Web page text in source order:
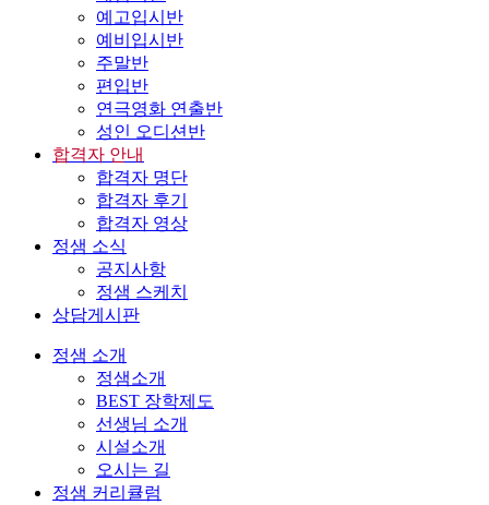
예고입시반
예비입시반
주말반
편입반
연극영화 연출반
성인 오디션반
합격자 안내
합격자 명단
합격자 후기
합격자 영상
정샘 소식
공지사항
정샘 스케치
상담게시판
정샘 소개
정샘소개
BEST 장학제도
선생님 소개
시설소개
오시는 길
정샘 커리큘럼